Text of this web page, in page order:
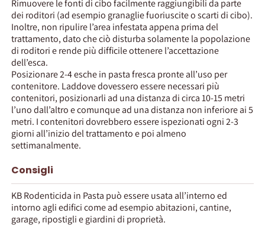
Rimuovere le fonti di cibo facilmente raggiungibili da parte
dei roditori (ad esempio granaglie fuoriuscite o scarti di cibo).
Inoltre, non ripulire l’area infestata appena prima del
trattamento, dato che ciò disturba solamente la popolazione
di roditori e rende più difficile ottenere l’accettazione
dell’esca.
Posizionare 2-4 esche in pasta fresca pronte all’uso per
contenitore. Laddove dovessero essere necessari più
contenitori, posizionarli ad una distanza di circa 10-15 metri
l’uno dall’altro e comunque ad una distanza non inferiore ai 5
metri. I contenitori dovrebbero essere ispezionati ogni 2-3
giorni all’inizio del trattamento e poi almeno
settimanalmente.
Consigli
KB Rodenticida in Pasta può essere usata all’interno ed
intorno agli edifici come ad esempio abitazioni, cantine,
garage, ripostigli e giardini di proprietà.